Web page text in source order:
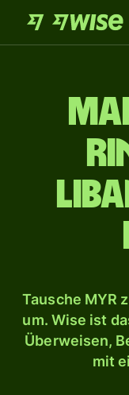
Tausche MYR
um. Wise ist
Überweisen,
mit